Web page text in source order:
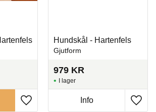
Lägg till i favoriter
Hundskål - Hartenfels
Gjutform
979 KR
Lägg
I lager
Info